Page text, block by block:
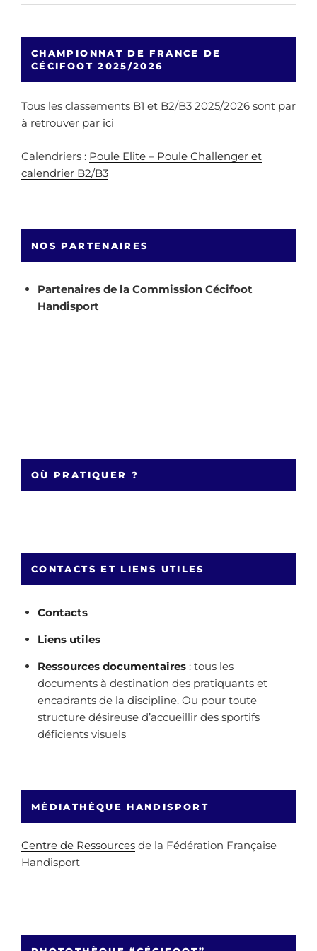
CHAMPIONNAT DE FRANCE DE
CÉCIFOOT 2025/2026
Tous les classements B1 et B2/B3 2025/2026 sont par
à retrouver par ici
Calendriers : Poule Elite – Poule Challenger et
calendrier B2/B3
NOS PARTENAIRES
Partenaires de la Commission Cécifoot
Handisport
OÙ PRATIQUER ?
CONTACTS ET LIENS UTILES
Contacts
Liens utiles
Ressources documentaires : tous les
documents à destination des pratiquants et
encadrants de la discipline. Ou pour toute
structure désireuse d’accueillir des sportifs
déficients visuels
MÉDIATHÈQUE HANDISPORT
Centre de Ressources de la Fédération Française
Handisport